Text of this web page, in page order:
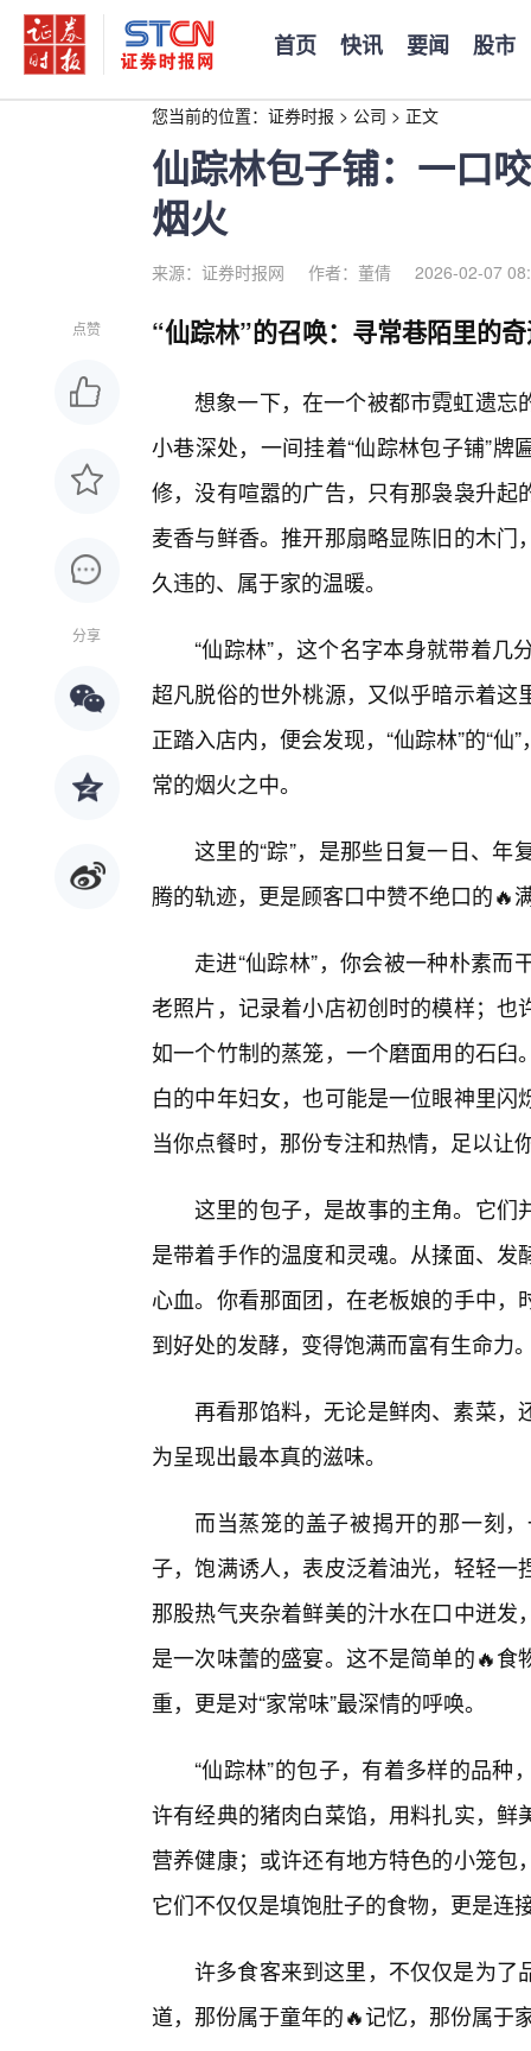
首页 快讯 要闻 股市
您当前的位置： 证券时报 > 公司 > 正文
仙踪林包子铺：一口
烟火
来源：证券时报网 作者：董倩 2026-02-07
点赞
分享
“仙踪林”的召唤：寻常巷陌里的
想象一下，在一个被都市霓虹遗忘
小巷深处，一间挂着“仙踪林包子铺”
修，没有喧嚣的广告，只有那袅袅升
麦香与鲜香。推开那扇略显陈旧的木
久违的、属于家的温暖。
“仙踪林”，这个名字本身就带着
超凡脱俗的世外桃源，又似乎暗示着
正踏入店内，便会发现，“仙踪林”的“
常的烟火之中。
这里的“踪”，是那些日复一日、
腾的轨迹，更是顾客口中赞不绝口的🔥
走进“仙踪林”，你会被一种朴素
老照片，记录着小店初创时的模样；
如一个竹制的蒸笼，一个磨面用的石
白的中年妇女，也可能是一位眼神里
当你点餐时，那份专注和热情，足以让
这里的包子，是故事的主角。它们
是带着手作的温度和灵魂。从揉面、
心血。你看那面团，在老板娘的手中
到好处的发酵，变得饱满而富有生命力
再看那馅料，无论是鲜肉、素菜，
为呈现出最本真的滋味。
而当蒸笼的盖子被揭开的那一刻
子，饱满诱人，表皮泛着油光，轻轻
那股热气夹杂着鲜美的汁水在口中迸
是一次味蕾的盛宴。这不是简单的🔥
重，更是对“家常味”最深情的呼唤。
“仙踪林”的包子，有着多样的品
许有经典的猪肉白菜馅，用料扎实，
营养健康；或许还有地方特色的小笼
它们不仅仅是填饱肚子的食物，更是连
许多食客来到这里，不仅仅是为了
道，那份属于童年的🔥记忆，那份属于